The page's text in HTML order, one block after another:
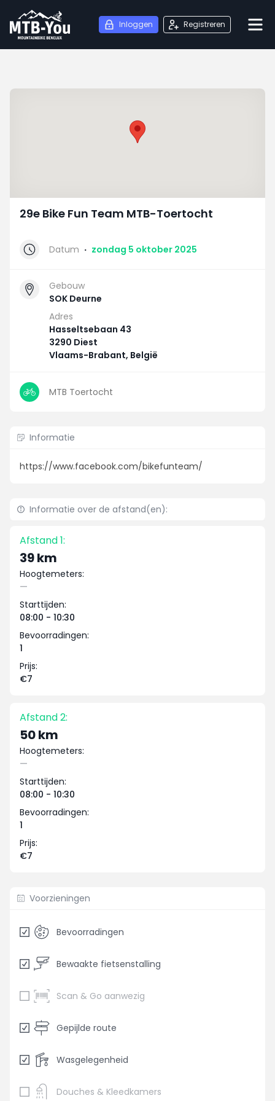
Inloggen Registreren
29e Bike Fun Team MTB-Toertocht
Datum · zondag 5 oktober 2025
Gebouw
SOK Deurne
Adres
Hasseltsebaan 43
3290 Diest
Vlaams-Brabant, België
MTB Toertocht
Informatie
https://www.facebook.com/bikefunteam/
Informatie over de afstand(en):
Afstand 1:
39 km
Hoogtemeters:
—
Starttijden:
08:00 - 10:30
Bevoorradingen:
1
Prijs:
€7
Afstand 2:
50 km
Hoogtemeters:
—
Starttijden:
08:00 - 10:30
Bevoorradingen:
1
Prijs:
€7
Voorzieningen
Bevoorradingen
Bewaakte fietsenstalling
Scan & Go aanwezig
Gepijlde route
Wasgelegenheid
Douches & Kleedkamers